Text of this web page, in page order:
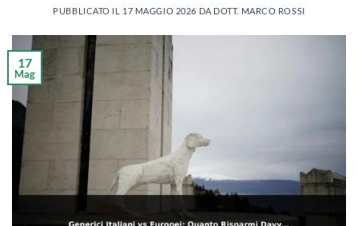
PUBBLICATO IL 17 MAGGIO 2026 DA DOTT. MARCO ROSSI
17
Mag